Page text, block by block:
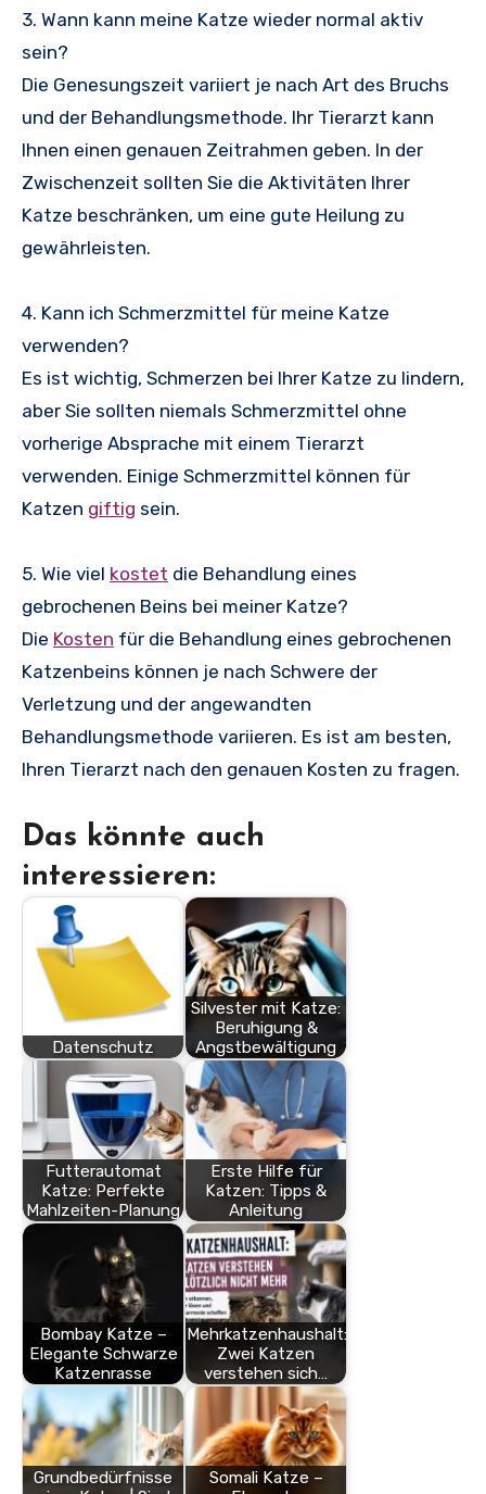
3. Wann kann meine Katze wieder normal aktiv
sein?
Die Genesungszeit variiert je nach Art des Bruchs
und der Behandlungsmethode. Ihr Tierarzt kann
Ihnen einen genauen Zeitrahmen geben. In der
Zwischenzeit sollten Sie die Aktivitäten Ihrer
Katze beschränken, um eine gute Heilung zu
gewährleisten.
4. Kann ich Schmerzmittel für meine Katze
verwenden?
Es ist wichtig, Schmerzen bei Ihrer Katze zu lindern,
aber Sie sollten niemals Schmerzmittel ohne
vorherige Absprache mit einem Tierarzt
verwenden. Einige Schmerzmittel können für
Katzen giftig sein.
5. Wie viel kostet die Behandlung eines
gebrochenen Beins bei meiner Katze?
Die Kosten für die Behandlung eines gebrochenen
Katzenbeins können je nach Schwere der
Verletzung und der angewandten
Behandlungsmethode variieren. Es ist am besten,
Ihren Tierarzt nach den genauen Kosten zu fragen.
Das könnte auch
interessieren:
Datenschutz
Silvester mit Katze:
Beruhigung &
Angstbewältigung
Futterautomat
Katze: Perfekte
Mahlzeiten-Planung
Erste Hilfe für
Katzen: Tipps &
Anleitung
Bombay Katze –
Elegante Schwarze
Katzenrasse
Mehrkatzenhaushalt:
Zwei Katzen
verstehen sich…
Grundbedürfnisse
Somali Katze –